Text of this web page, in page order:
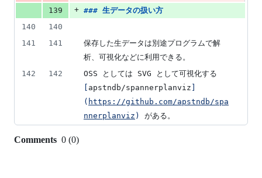
139
+ ### 生データの扱い方
140
140
141
141
保存した生データは別途プログラムで解
析、可視化などに利用できる。
142
142
apstndb/spannerplanviz
( https://github.com/apstndb/spa
nnerplanviz ) がある。
Comments 0 (0)